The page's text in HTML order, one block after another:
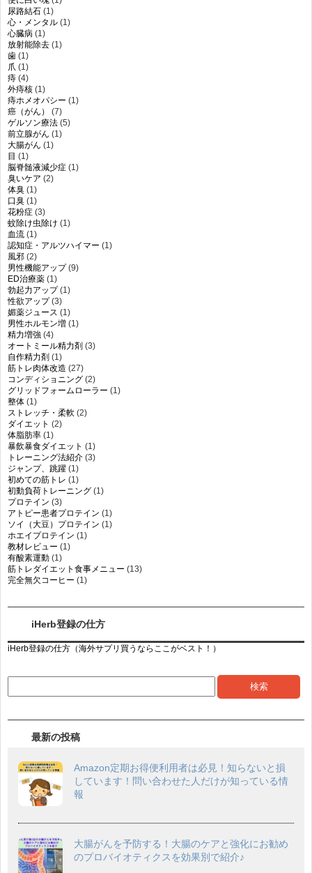
尿路結石 (1)
心・メンタル (1)
心臓病 (1)
放射能除去 (1)
歯 (1)
爪 (1)
痔 (4)
外痔核 (1)
痔ホメオパシー (1)
癌（がん）
(7)
ゲルソン療法 (5)
前立腺がん (1)
大腸がん (1)
目 (1)
脳脊髄液減少症 (1)
臭いケア (2)
体臭 (1)
口臭 (1)
花粉症 (3)
蚊除け虫除け (1)
血流 (1)
認知症・アルツハイマー (1)
風邪 (2)
男性機能アップ(9)
ED治療薬 (1)
勃起力アップ(1)
性欲アップ(3)
媚薬ジュース (1)
男性ホルモン増 (1)
精力増強 (4)
オートミール精力剤 (3)
自作精力剤 (1)
筋トレ肉体改造 (27)
コンディショニング (2)
グリッドフォームローラー (1)
整体 (1)
ストレッチ・柔軟 (2)
ダイエット (2)
体脂肪率 (1)
暴飲暴食ダイエット (1)
トレーニング法紹介 (3)
ジャンプ、跳躍 (1)
初めての筋トレ (1)
初動負荷トレーニング (1)
プロテイン (3)
アトピー患者プロテイン (1)
ソイ（大豆）プロテイン (1)
ホエイプロテイン (1)
教材レビュー (1)
有酸素運動 (1)
筋トレダイエット食事メニュー (13)
完全無欠コーヒー (1)
iHerb登録の仕方
iHerb登録の仕方（海外サプリ買うならここがベスト！）
最新の投稿
Amazon定期お得便利用者は必見！知らないと損
しています！問い合わせた人だけが知っている情
報
大腸がんを予防する！大腸のケアと強化にお勧め
のプロバイオティクスを効果別で紹介♪